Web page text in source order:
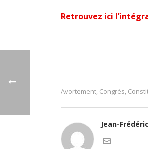
Retrouvez ici
Avortement, Congrès,
Jean-